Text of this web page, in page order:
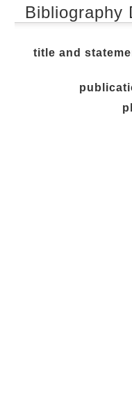
Bibliography
title and